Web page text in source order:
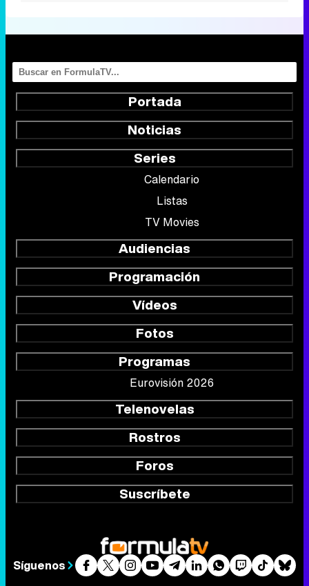
Portada
Noticias
Series
Calendario
Listas
TV Movies
Audiencias
Programación
Vídeos
Fotos
Programas
Eurovisión 2026
Telenovelas
Rostros
Foros
Suscríbete
Síguenos